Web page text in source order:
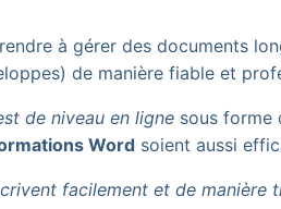
à gérer des documents
de manière fiable et
de niveau en ligne sous forme
Word soient aussi
facilement et de manière